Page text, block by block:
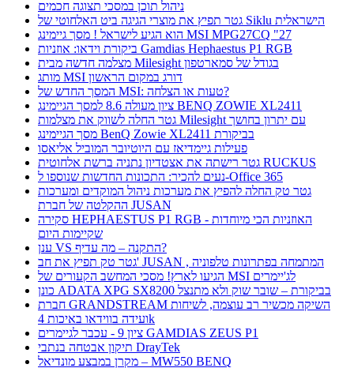
ניהול תוכן במסכי תצוגה חכמים
גטר תפיץ את מוצרי הגיגה ביט האלחוטי של Siklu הישראלית
הוא הגיע לישראל ! מסך גיימינג MSI MPG27CQ "27
ביקורת וידאו: אוזניות Gamdias Hephaestus P1 RGB
מצלמה חדשה מבית Milesight בגודל של סמארטפון
מותג MSI דורג במקום הראשון
המסך החדש של MSI: טעות או הצלחה?
ציון מעולה 8.6 למסך הגיימינג BENQ ZOWIE XL2411
גטר החלה לשווק את מצלמות Milesight עם יתרון בחושך
מסך הגיימינג BenQ Zowie XL2411 בביקורת
פעילות גיימדיאז עם היוטיובר המוביל אליאסו
גטר רישתה את אצטדיון נתניה ברשת אלחוטית RUCKUS
נעים להכיר: התכונות החדשות שנוספו ל-Office 365
גטר טק החלה להפיץ את מערכות ניהול המוקדים ומערכות
ההקלטה של חברת JUSAN
סקירה HEPHAESTUS P1 RGB - האוזניות הכי מיוחדות
שקיימות היום
ענן VS התקנה – מה עדיף?
גטר טק תפיץ את חב' JUSAN , המתמחה בפתרונות טלפוניה
הגיעו לארץ! מסכי המחשב הקעורים של MSI לג'יימרים
כונן ADATA XPG SX8200 בביקורת – שובר שוק ולא מתנצל
חברת GRANDSTREAM השיקה מכשיר רב עוצמה, לשיחות
ועידה בווידאו באיכות 4k
ציון 9 - עכבר לגיימרים GAMDIAS ZEUS P1
תיקון אבטחה בנתבי DrayTek
מקרן במבצע מונדיאל – MW550 BENQ